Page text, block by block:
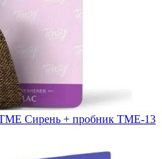
Сирень + пробник TME-13